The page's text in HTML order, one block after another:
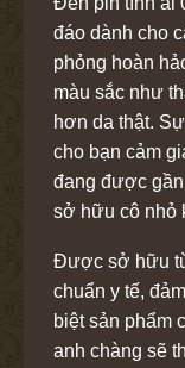
đáo dành cho
phỏng hoàn
màu sắc như
hơn da thật.
cho bạn cảm
đang được
sở hữu cô nhỏ
Được sở hữu
chuẩn y tế,
biệt sản phẩm
anh chàng sẽ